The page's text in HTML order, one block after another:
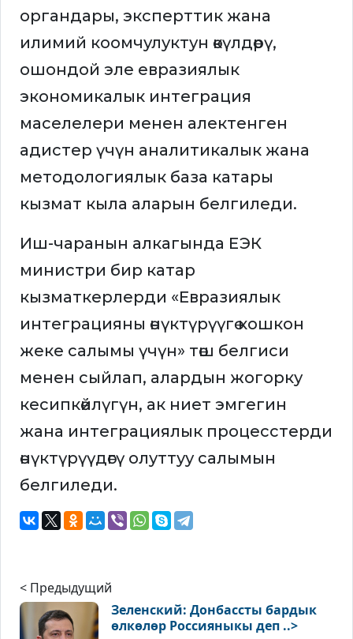
органдары, эксперттик жана
илимий коомчулуктун өкүлдөрү,
ошондой эле евразиялык
экономикалык интеграция
маселелери менен алектенген
адистер үчүн аналитикалык жана
методологиялык база катары
кызмат кыла аларын белгиледи.
Иш-чаранын алкагында ЕЭК
министри бир катар
кызматкерлерди «Евразиялык
интеграцияны өнүктүрүүгө кошкон
жеке салымы үчүн» төш белгиси
менен сыйлап, алардын жогорку
кесипкөйлүгүн, ак ниет эмгегин
жана интеграциялык процесстерди
өнүктүрүүдөгү олуттуу салымын
белгиледи.
< Предыдущий
Зеленский: Донбассты бардык
өлкөлөр Россияныкы деп ..>